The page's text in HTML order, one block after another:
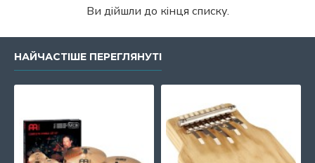
Ви дійшли до кінця списку.
НАЙЧАСТІШЕ ПЕРЕГЛЯНУТІ